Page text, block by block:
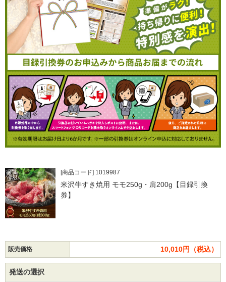
[商品コード] 1019987
米沢牛すき焼用 モモ250g・肩200g【目録引換
券】
販売価格 10,010円（税込）
発送の選択